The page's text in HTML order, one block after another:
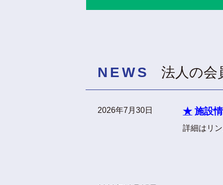
NEWS 法人の会
2026年7月30日 ★ 施設
詳細はリ